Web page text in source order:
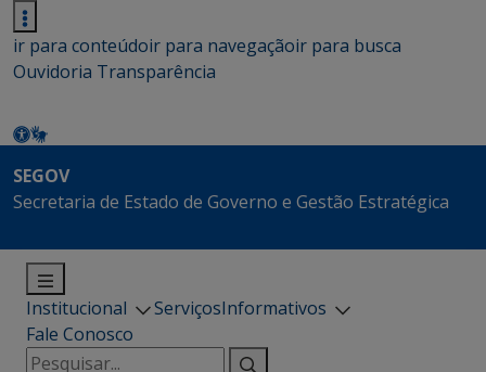
ir para conteúdoir para navegaçãoir para busca
Ouvidoria Transparência
SEGOV
Secretaria de Estado de Governo e Gestão Estratégica
Institucional ServiçosInformativos
Fale Conosco
Pesquisar